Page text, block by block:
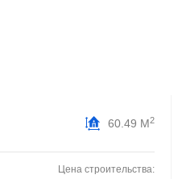
60.49 М2
Цена строительства: